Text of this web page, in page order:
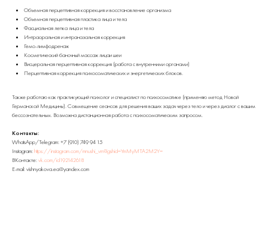
Объемная перцептивная коррекция и восстановление организма
Объемная перцептивная пластика лица и тела
Фасциальная лепка лица и тела
Интраоральная и интраназальная коррекция
Гемо-лимфодренаж
Косметический баночный массаж лицаи шеи
Висцеральная перцептивная коррекция (работа с внутренними органами)
Перцептивная коррекция психосоматических и энергетических блоков.
Также работаю как практикующий психолог и специалист по психосоматике (применяю метод Новой
Германской Медицины). Совмещение сеансов для решения ваших задач через тело и через диалог с вашим
бессознательным. Возможна дистанционная работа с психосоматическим запросом.
Контакты:
WhatsApp/Telegram: +7 (910) 749 94 15
Instagram:https://instagram.com/mnushi_vrn?igshid=YmMyMTA2M2Y=
ВКонтакте:vk.com/id192142618
E-mail: vishnyakova.ea@yandex.com